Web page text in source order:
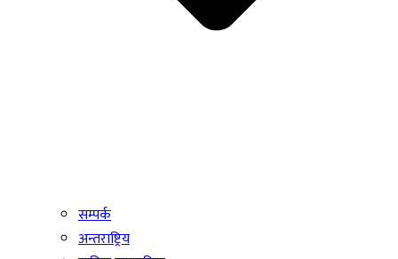
सम्पर्क
अन्तराष्ट्रिय